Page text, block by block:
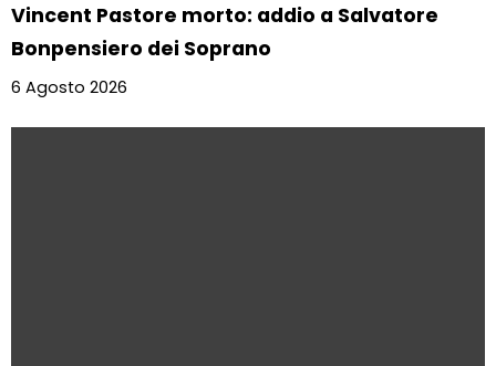
Vincent Pastore morto: addio a Salvatore
Bonpensiero dei Soprano
6 Agosto 2026